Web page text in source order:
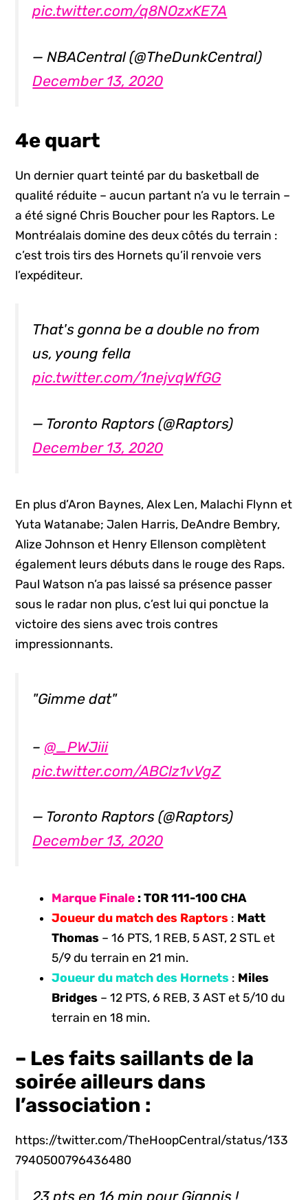
pic.twitter.com/q8NOzxKE7A
— NBACentral (@TheDunkCentral)
December 13, 2020
4e quart
Un dernier quart teinté par du basketball de
qualité réduite – aucun partant n’a vu le terrain –
a été signé Chris Boucher pour les Raptors. Le
Montréalais domine des deux côtés du terrain :
c’est trois tirs des Hornets qu’il renvoie vers
l’expéditeur.
That's gonna be a double no from
us, young fella
pic.twitter.com/1nejvqWfGG
— Toronto Raptors (@Raptors)
December 13, 2020
En plus d’Aron Baynes, Alex Len, Malachi Flynn et
Yuta Watanabe; Jalen Harris, DeAndre Bembry,
Alize Johnson et Henry Ellenson complètent
également leurs débuts dans le rouge des Raps.
Paul Watson n’a pas laissé sa présence passer
sous le radar non plus, c’est lui qui ponctue la
victoire des siens avec trois contres
impressionnants.
"Gimme dat"
– @_PWJiii
pic.twitter.com/ABClz1vVgZ
— Toronto Raptors (@Raptors)
December 13, 2020
Marque Finale : TOR 111-100 CHA
Joueur du match des Raptors : Matt
Thomas – 16 PTS, 1 REB, 5 AST, 2 STL et
5/9 du terrain en 21 min.
Joueur du match des Hornets : Miles
Bridges – 12 PTS, 6 REB, 3 AST et 5/10 du
terrain en 18 min.
– Les faits saillants de la
soirée ailleurs dans
l’association :
https://twitter.com/TheHoopCentral/status/133
7940500796436480
23 pts en 16 min pour Giannis !